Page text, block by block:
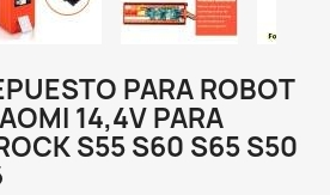
PARA ROBOT
14,4V PARA
S55 S60 S65 S50